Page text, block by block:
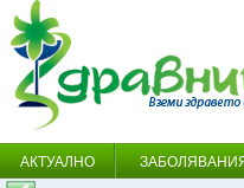
АКТУАЛНО